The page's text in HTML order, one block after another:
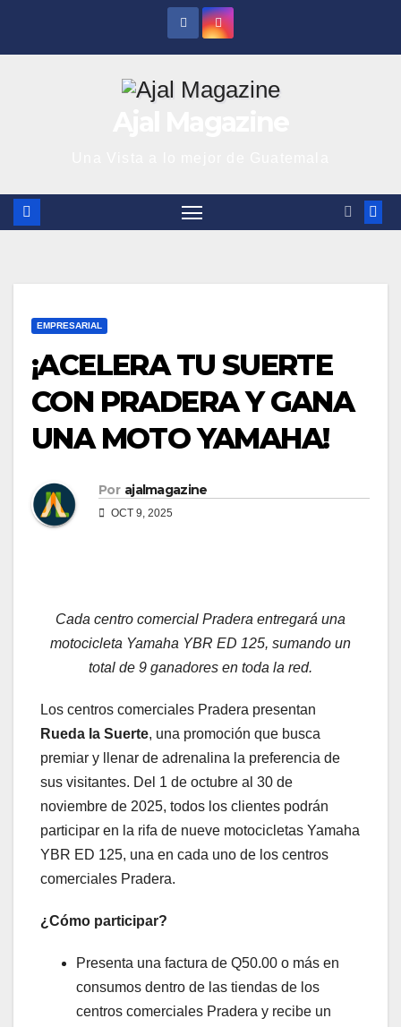
EMPRESARIAL
¡ACELERA TU SUERTE
CON PRADERA Y GANA
UNA MOTO YAMAHA!
Por ajalmagazine
OCT 9, 2025
Cada centro comercial Pradera entregará una
motocicleta Yamaha YBR ED 125, sumando un
total de 9 ganadores en toda la red.
Los centros comerciales Pradera presentan
Rueda la Suerte, una promoción que busca
premiar y llenar de adrenalina la preferencia de
sus visitantes. Del 1 de octubre al 30 de
noviembre de 2025, todos los clientes podrán
participar en la rifa de nueve motocicletas Yamaha
YBR ED 125, una en cada uno de los centros
comerciales Pradera.
¿Cómo participar?
Presenta una factura de Q50.00 o más en
consumos dentro de las tiendas de los
centros comerciales Pradera y recibe un